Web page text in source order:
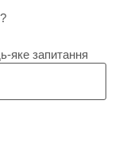
яке запитання